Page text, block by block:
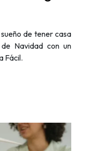
de tener casa
Navidad con un
Fácil.